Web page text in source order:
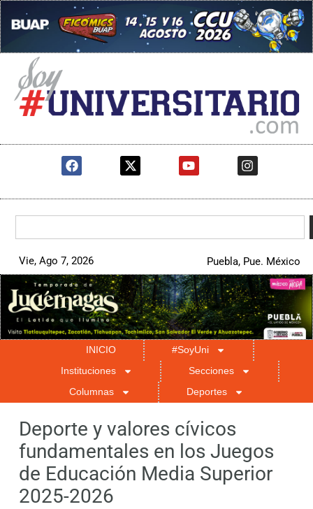
Vie, Ago 7, 2026 Puebla, Pue. México
INICIO
#SoyUni
Instituciones
Secciones
Columnas
Deportes
Deporte y valores cívicos
fundamentales en los Juegos
de Educación Media Superior
2025-2026